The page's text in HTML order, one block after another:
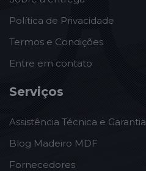
Política de Privacidade
Termos e Condições
Entre em contato
Serviços
Assistência Técnica e Garantia
Blog Madeiro MDF
Fornecedores